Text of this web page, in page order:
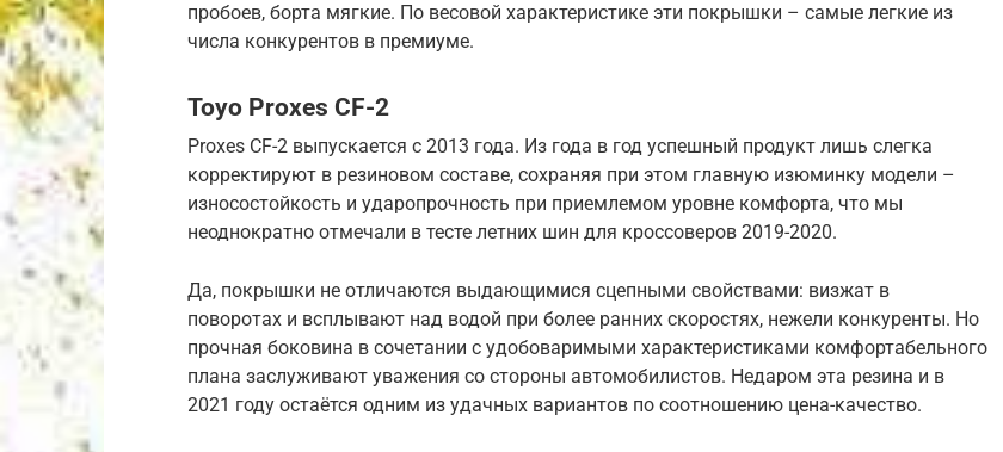
пробоев, борта мягкие. По весовой характеристике эти покрышки – самые легкие из
числа конкурентов в премиуме.
Toyo Proxes CF-2
Proxes CF-2 выпускается с 2013 года. Из года в год успешный продукт лишь слегка
корректируют в резиновом составе, сохраняя при этом главную изюминку модели –
износостойкость и ударопрочность при приемлемом уровне комфорта, что мы
неоднократно отмечали в тесте летних шин для кроссоверов 2019-2020.
Да, покрышки не отличаются выдающимися сцепными свойствами: визжат в
поворотах и всплывают над водой при более ранних скоростях, нежели конкуренты. Но
прочная боковина в сочетании с удобоваримыми характеристиками комфортабельного
плана заслуживают уважения со стороны автомобилистов. Недаром эта резина и в
2021 году остаётся одним из удачных вариантов по соотношению цена-качество.